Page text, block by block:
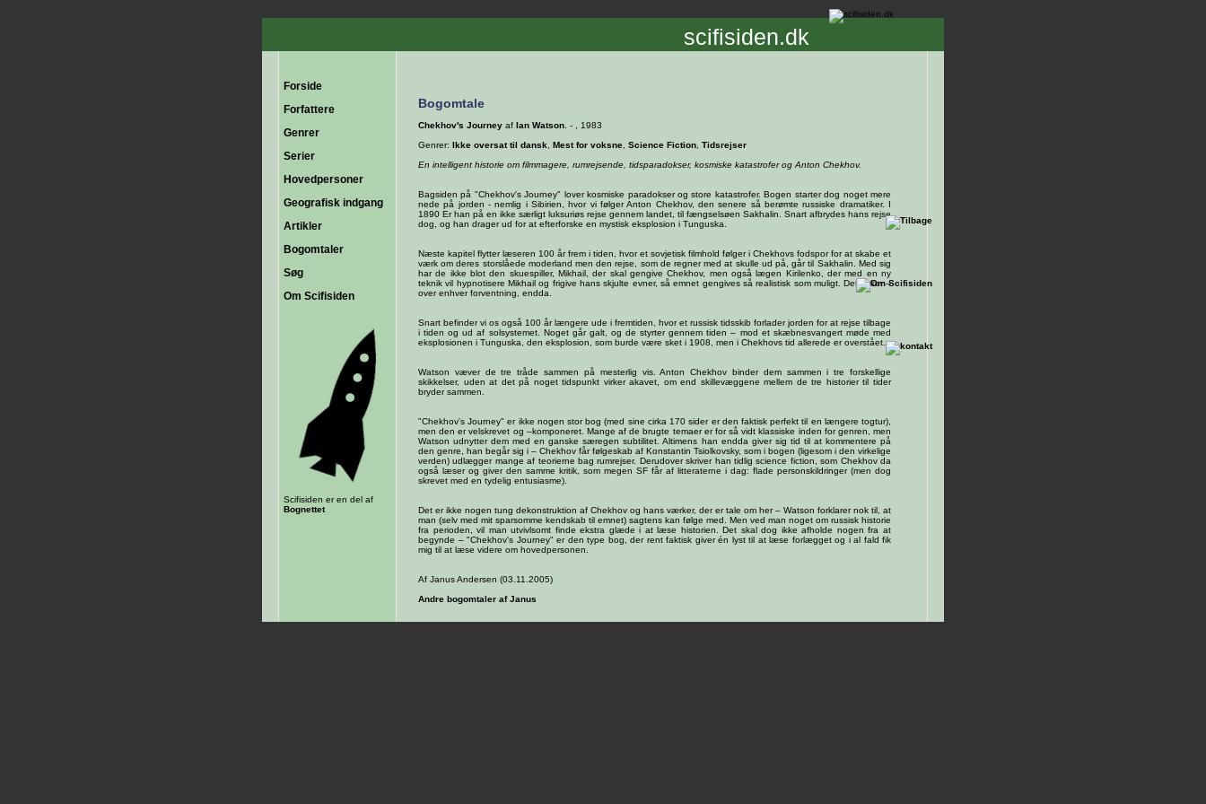
Forside
Forfattere
Genrer
Serier
Hovedpersoner
Geografisk indgang
Artikler
Bogomtaler
Søg
Om Scifisiden
Scifisiden er en del af
Bognettet
Bogomtale
Chekhov's Journey af Ian Watson . - , 1983
Genrer: Ikke oversat til dansk Mest for voksne Science Fiction Tidsrejser
En intelligent historie om filmmagere, rumrejsende, tidsparadokser, kosmiske katastrofer og Anton Chekhov.
Bagsiden på "Chekhov's Journey" lover kosmiske paradokser og store katastrofer. Bogen starter dog noget mere
nede på jorden - nemlig i Sibirien, hvor vi følger Anton Chekhov, den senere så berømte russiske dramatiker. I
1890 Er han på en ikke særligt luksuriøs rejse gennem landet, til fængselsøen Sakhalin. Snart afbrydes hans rejse
dog, og han drager ud for at efterforske en mystisk eksplosion i Tunguska.
Næste kapitel flytter læseren 100 år frem i tiden, hvor et sovjetisk filmhold følger i Chekhovs fodspor for at skabe et
værk om deres storslåede moderland men den rejse, som de regner med at skulle ud på, går til Sakhalin. Med sig
har de ikke blot den skuespiller, Mikhail, der skal gengive Chekhov, men også lægen Kirilenko, der med en ny
teknik vil hypnotisere Mikhail og frigive hans skjulte evner, så emnet gengives så realistisk som muligt. Det virker –
over enhver forventning, endda.
Snart befinder vi os også 100 år længere ude i fremtiden, hvor et russisk tidsskib forlader jorden for at rejse tilbage
i tiden og ud af solsystemet. Noget går galt, og de styrter gennem tiden – mod et skæbnesvangert møde med
eksplosionen i Tunguska, den eksplosion, som burde være sket i 1908, men i Chekhovs tid allerede er overstået.
Watson væver de tre tråde sammen på mesterlig vis. Anton Chekhov binder dem sammen i tre forskellige
skikkelser, uden at det på noget tidspunkt virker akavet, om end skillevæggene mellem de tre historier til tider
bryder sammen.
"Chekhov's Journey" er ikke nogen stor bog (med sine cirka 170 sider er den faktisk perfekt til en længere togtur),
men den er velskrevet og –komponeret. Mange af de brugte temaer er for så vidt klassiske inden for genren, men
Watson udnytter dem med en ganske særegen subtilitet. Altimens han endda giver sig tid til at kommentere på
den genre, han begår sig i – Chekhov får følgeskab af Konstantin Tsiolkovsky, som i bogen (ligesom i den virkelige
verden) udlægger mange af teorierne bag rumrejser. Derudover skriver han tidlig science fiction, som Chekhov da
også læser og giver den samme kritik, som megen SF får af litteraterne i dag: flade personskildringer (men dog
skrevet med en tydelig entusiasme).
Det er ikke nogen tung dekonstruktion af Chekhov og hans værker, der er tale om her – Watson forklarer nok til, at
man (selv med mit sparsomme kendskab til emnet) sagtens kan følge med. Men ved man noget om russisk historie
fra perioden, vil man utvivlsomt finde ekstra glæde i at læse historien. Det skal dog ikke afholde nogen fra at
begynde – "Chekhov's Journey" er den type bog, der rent faktisk giver én lyst til at læse forlægget og i al fald fik
mig til at læse videre om hovedpersonen.
Af Janus Andersen (03.11.2005)
Andre bogomtaler af Janus
scifisiden.dk